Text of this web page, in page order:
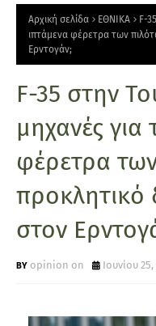
Αρχική σελίδα ΕΘΝΙΚΑ
F-
ιπτάμενα φέρετρα των
Ερντογάν;
F-35 στην
μηχανές για
φέρετρα
στον
opinion on Ιουνίου